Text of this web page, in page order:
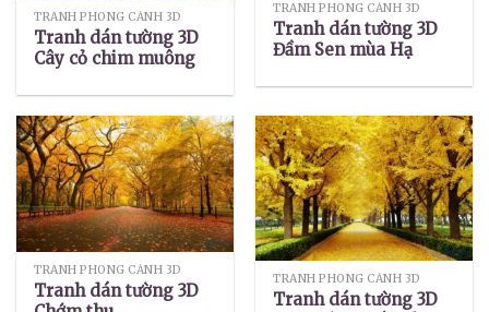
TRANH PHONG CẢNH 3D
Tranh dán tường 3D
Cây cỏ chim muông
TRANH PHONG CẢNH 3D
Tranh dán tường 3D
Đầm Sen mùa Hạ
TRANH PHONG CẢNH 3D
Tranh dán tường 3D
TRANH PHONG CẢNH 3D
Tranh dán tường 3D